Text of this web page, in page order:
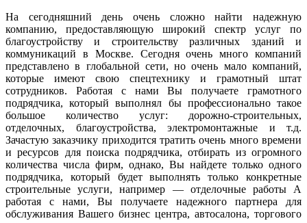
На сегодняшний день очень сложно найти надежную
компанию, предоставляющую широкий спектр услуг по
благоустройству и строительству различных зданий и
коммуникаций в Москве. Сегодня очень много компаний
представлено в глобальной сети, но очень мало компаний,
которые имеют свою спецтехнику и грамотный штат
сотрудников. Работая с нами Вы получаете грамотного
подрядчика, который выполнял бы профессионально такое
большое количество услуг: дорожно-строительных,
отделочных, благоустройства, электромонтажные и т.д.
Зачастую заказчику приходится тратить очень много времени
и ресурсов для поиска подрядчика, отбирать из огромного
количества числа фирм, однако, Вы найдете только одного
подрядчика, который будет выполнять только конкретные
строительные услуги, например — отделочные работы А
работая с нами, Вы получаете надежного партнера для
обслуживания Вашего бизнес центра, автосалона, торгового